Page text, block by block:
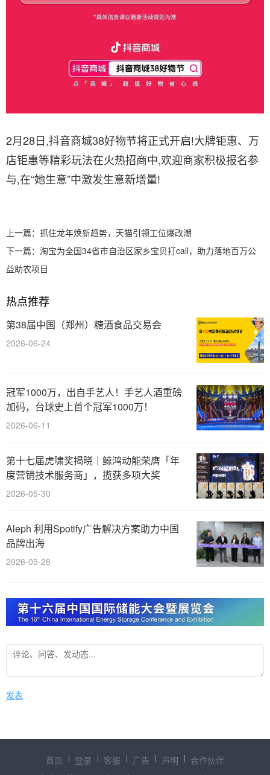
2月28日,抖音商城38好物节将正式开启!大牌钜惠、万
店钜惠等精彩玩法在火热招商中,欢迎商家积极报名参
与,在“她生意”中激发生意新增量!
上一篇： 抓住龙年焕新趋势，天猫引领工位爆改潮
下一篇： 淘宝为全国34省市自治区家乡宝贝打call，助力落地百万公
益助农项目
热点推荐
第38届中国（郑州）糖酒食品交易会
2026-06-24
冠军1000万，出自手艺人！手艺人酒重磅
加码，台球史上首个冠军1000万！
2026-06-11
第十七届虎啸奖揭晓｜鲸鸿动能荣膺「年
度营销技术服务商」，揽获多项大奖
2026-05-30
Aleph 利用Spotify广告解决方案助力中国
品牌出海
2026-05-28
发表
首页 登录 客服 广告 声明
合作伙伴